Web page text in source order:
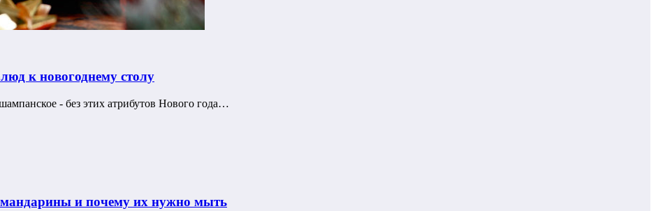
к новогоднему столу
- без этих атрибутов Нового года…
мандарины и почему их нужно мыть